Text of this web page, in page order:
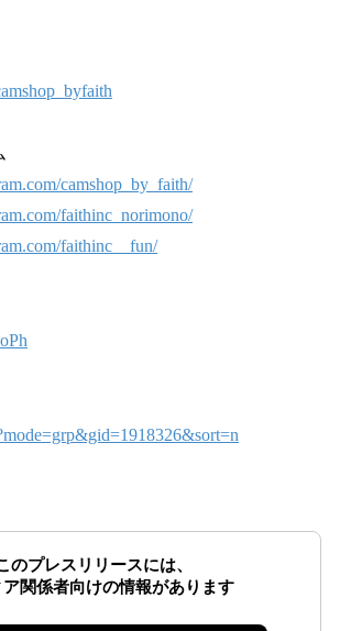
camshop_by_faith/
faithinc_norimono/
faithinc__fun/
のプレスリリースには、
ア関係者向けの情報があります